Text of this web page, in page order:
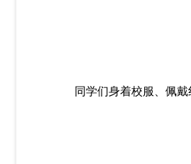
同学们身着校服、佩